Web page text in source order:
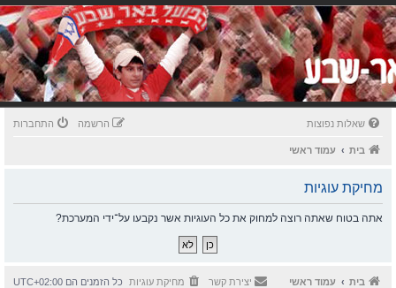
שאלות נפוצות התחברות הרשמה
בית עמוד ראשי
מחיקת עוגיות
אתה בטוח שאתה רוצה למחוק את כל העוגיות אשר נקבעו על־ידי המערכת?
בית עמוד ראשי כל הזמנים הם UTC+02:00 מחיקת עוגיות יצירת קשר